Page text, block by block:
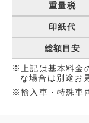
重量税
印紙代
総額目安
※上記は基本料金
な場合は別途お
※輸入車・特殊車